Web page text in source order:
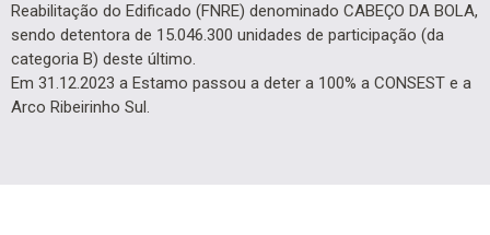
Reabilitação do Edificado (FNRE) denominado CABEÇO DA BOLA,
sendo detentora de 15.046.300 unidades de participação (da
categoria B) deste último.
Em 31.12.2023 a Estamo passou a deter a 100% a CONSEST e a
Arco Ribeirinho Sul.